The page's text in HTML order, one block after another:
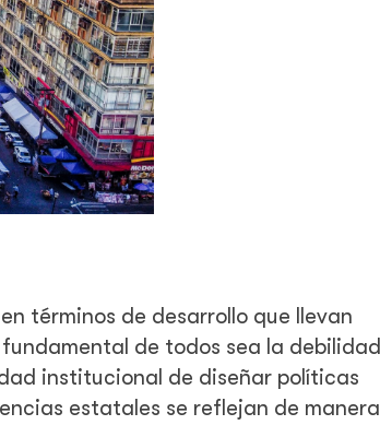
términos de desarrollo que llevan
de todos sea la debilidad
institucional de diseñar políticas
estatales se reflejan de manera